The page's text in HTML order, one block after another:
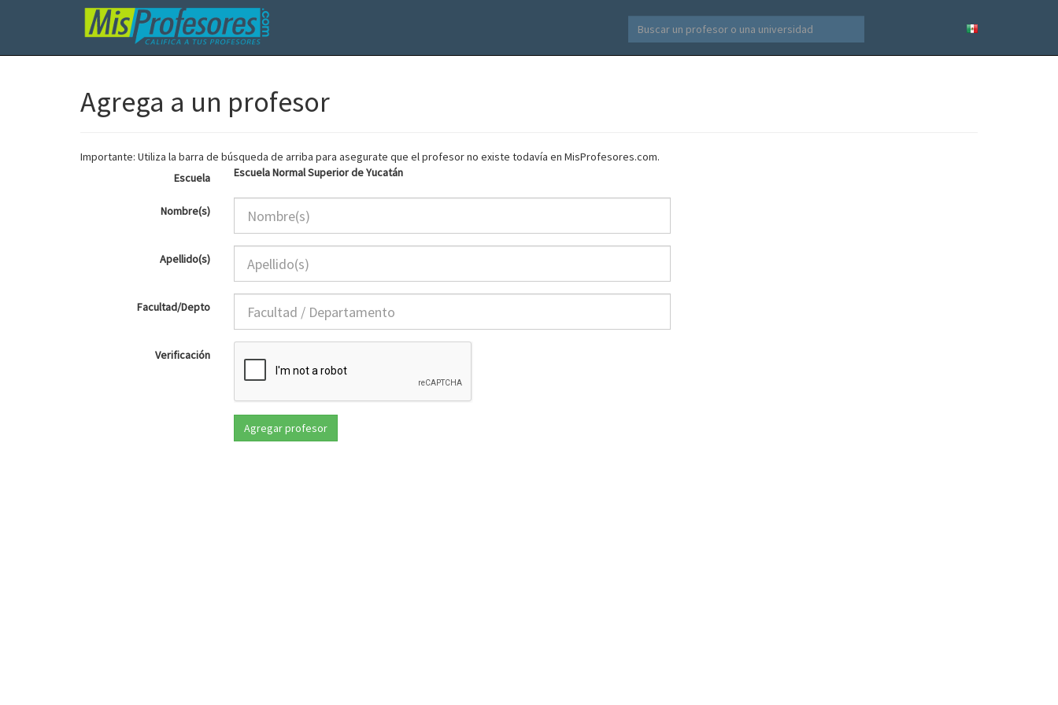
Agrega a un profesor
Importante: Utiliza la barra de búsqueda de arriba para asegurate que el profesor no existe todavía en MisProfesores.com.
Escuela
Escuela Normal Superior de Yucatán
Nombre(s)
Apellido(s)
Facultad/Depto
Verificación